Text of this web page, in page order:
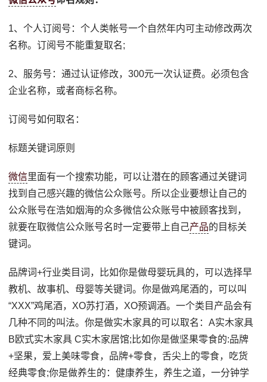
1、个人订阅号：个人类帐号一个自然年内可主动修改两次
名称。订阅号不能重复取名;
2、服务号：通过认证修改，300元一次认证费。必须包含
企业名称，或者商标名称。
订阅号如何取名：
标题关键词原则
微信里面有一个搜索功能，可以让潜在的顾客通过关键词
找到自己感兴趣的微信公众账号。所以企业要想让自己的
公众账号在浩如烟海的众多微信公众账号中被顾客找到，
就要在取微信公众账号名时一定要带上自己产品的目标关
键词。
品牌词+行业类目词，比如你是做母婴玩具的，可以选择早
教机、故事机、母婴等关键词。你是做鸡尾酒的，可以叫
“XXX”鸡尾酒，XO苏打酒，XO预调酒。一个类目产品会有
几种不同的叫法。你是做实木家具的可以取名：A实木家具
B欧式实木家具 C实木家居馆;比如你是做坚果零食的:品牌
+坚果，爱上美味零食，品牌+零食，舌尖上的零食，吃货
经典零食;你是做养生的：健康养生，养生之道，一分钟学